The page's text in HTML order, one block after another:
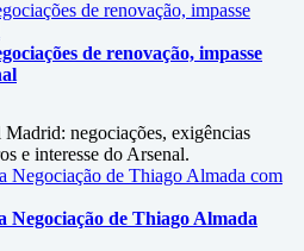
de renovação, impasse
negociações, exigências
e interesse do Arsenal.
Negociação de Thiago Almada